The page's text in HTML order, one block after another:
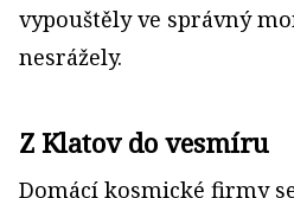
vypouštěly ve správný
nesrážely.
Z Klatov do vesmíru
Domácí kosmické firmy